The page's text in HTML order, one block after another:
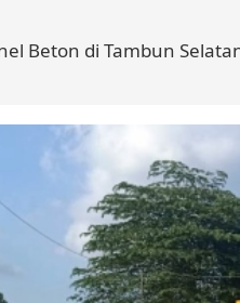
Beton di Tambun